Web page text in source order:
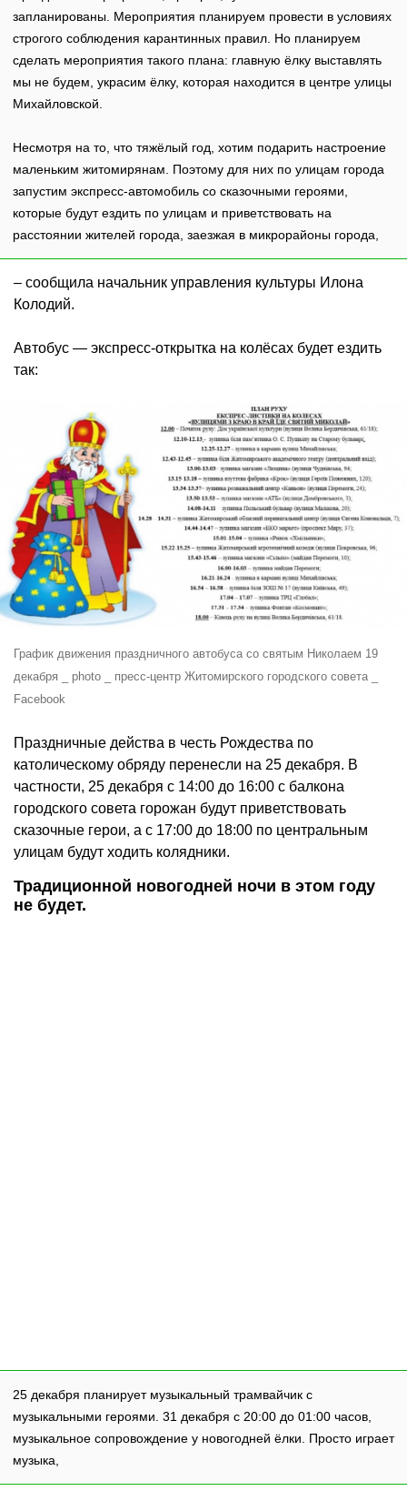
запланированы. Мероприятия планируем провести в условиях
строгого соблюдения карантинных правил. Но планируем
сделать мероприятия такого плана: главную ёлку выставлять
мы не будем, украсим ёлку, которая находится в центре улицы
Михайловской.
Несмотря на то, что тяжёлый год, хотим подарить настроение
маленьким житомирянам. Поэтому для них по улицам города
запустим экспресс-автомобиль со сказочными героями,
которые будут ездить по улицам и приветствовать на
расстоянии жителей города, заезжая в микрорайоны города,
– сообщила начальник управления культуры Илона
Колодий.
Автобус — экспресс-открытка на колёсах будет ездить
так:
График движения праздничного автобуса со святым Николаем 19
декабря _ photo _ пресс-центр Житомирского городского совета _
Facebook
Праздничные действа в честь Рождества по
католическому обряду перенесли на 25 декабря. В
частности, 25 декабря с 14:00 до 16:00 с балкона
городского совета горожан будут приветствовать
сказочные герои, а с 17:00 до 18:00 по центральным
улицам будут ходить колядники.
Традиционной новогодней ночи в этом году
не будет.
25 декабря планирует музыкальный трамвайчик с
музыкальными героями. 31 декабря с 20:00 до 01:00 часов,
музыкальное сопровождение у новогодней ёлки. Просто играет
музыка,